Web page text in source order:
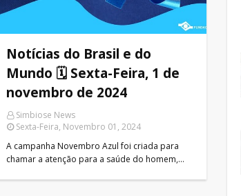
Notícias do Brasil e do
Mundo 🗓 Sexta-Feira, 1 de
novembro de 2024
Simbiose News
Sexta-Feira, Novembro 01, 2024
A campanha Novembro Azul foi criada para
chamar a atenção para a saúde do homem,…